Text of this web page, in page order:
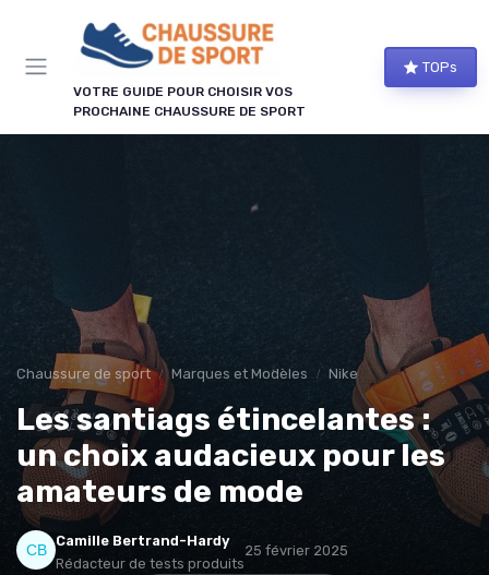
VOTRE GUIDE POUR CHOISIR VOS
PROCHAINE CHAUSSURE DE SPORT
TOPs
Chaussure de sport Marques et Modèles Nike
Les santiags étincelantes :
un choix audacieux pour les
amateurs de mode
Camille Bertrand-Hardy
Rédacteur de tests produits
25 février 2025